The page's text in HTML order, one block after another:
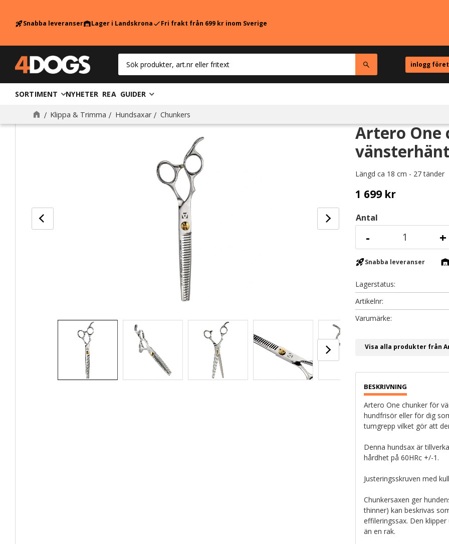
rocket_launchSnabba leveranserwarehouseLager i LandskronacheckFri frakt från 699 kr inom Sverige
inlogg
SORTIMENT NYHETER REA GUIDER
Klippa & Trimma Hundsaxar Chunkers
Artero One
Längd ca 18 cm - 27 tänder
1 699kr
Antal
+
-
rocket_launchSnabba leveranser
Lagerstatus
Artikelnr
Visa alla produkter från
Artero One chunker för
hundfrisör eller för dig
tumgrepp vilket gör att
Denna hundsax är
hårdhet på 60HRc +/-1.
Justeringsskruven med
Chunkersaxen ger
thinner) kan beskrivas
effileringssax. Den
än en rak.